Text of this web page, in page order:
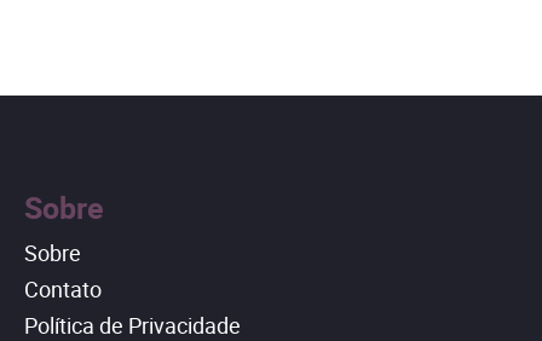
Sobre
Sobre
Contato
Política de Privacidade